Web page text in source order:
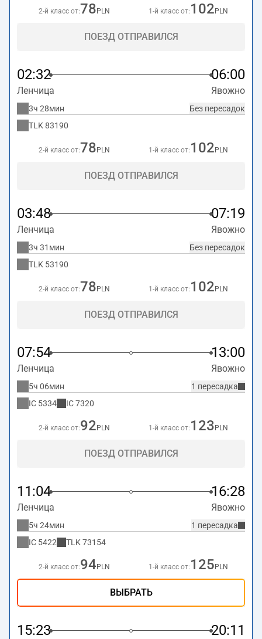
2-й класс от:78 PLN 1-й класс от: 102 PLN
ПОЕЗД ОТПРАВИЛСЯ
02:32 06:00
Ленчица Явожно
Без пересадок
3ч 28мин
TLK 83190
2-й класс от:78 PLN 1-й класс от: 102 PLN
ПОЕЗД ОТПРАВИЛСЯ
03:48 07:19
Ленчица Явожно
Без пересадок
3ч 31мин
TLK 53190
2-й класс от:78 PLN 1-й класс от: 102 PLN
ПОЕЗД ОТПРАВИЛСЯ
07:54 13:00
Ленчица Явожно
1 пересадка
5ч 06мин
IC 5334 IC7320
2-й класс от:92 PLN 1-й класс от: 123 PLN
ПОЕЗД ОТПРАВИЛСЯ
11:04 16:28
Ленчица Явожно
1 пересадка
5ч 24мин
IC 5422 TLK 73154
2-й класс от:94 PLN 1-й класс от: 125 PLN
ВЫБРАТЬ
15:23 20:11